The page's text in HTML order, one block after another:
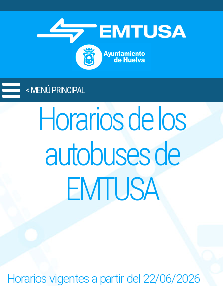
< MENÚ PRINCIPAL
Horarios de los
autobuses de
EMTUSA
Horarios vigentes a partir del 22/06/2026